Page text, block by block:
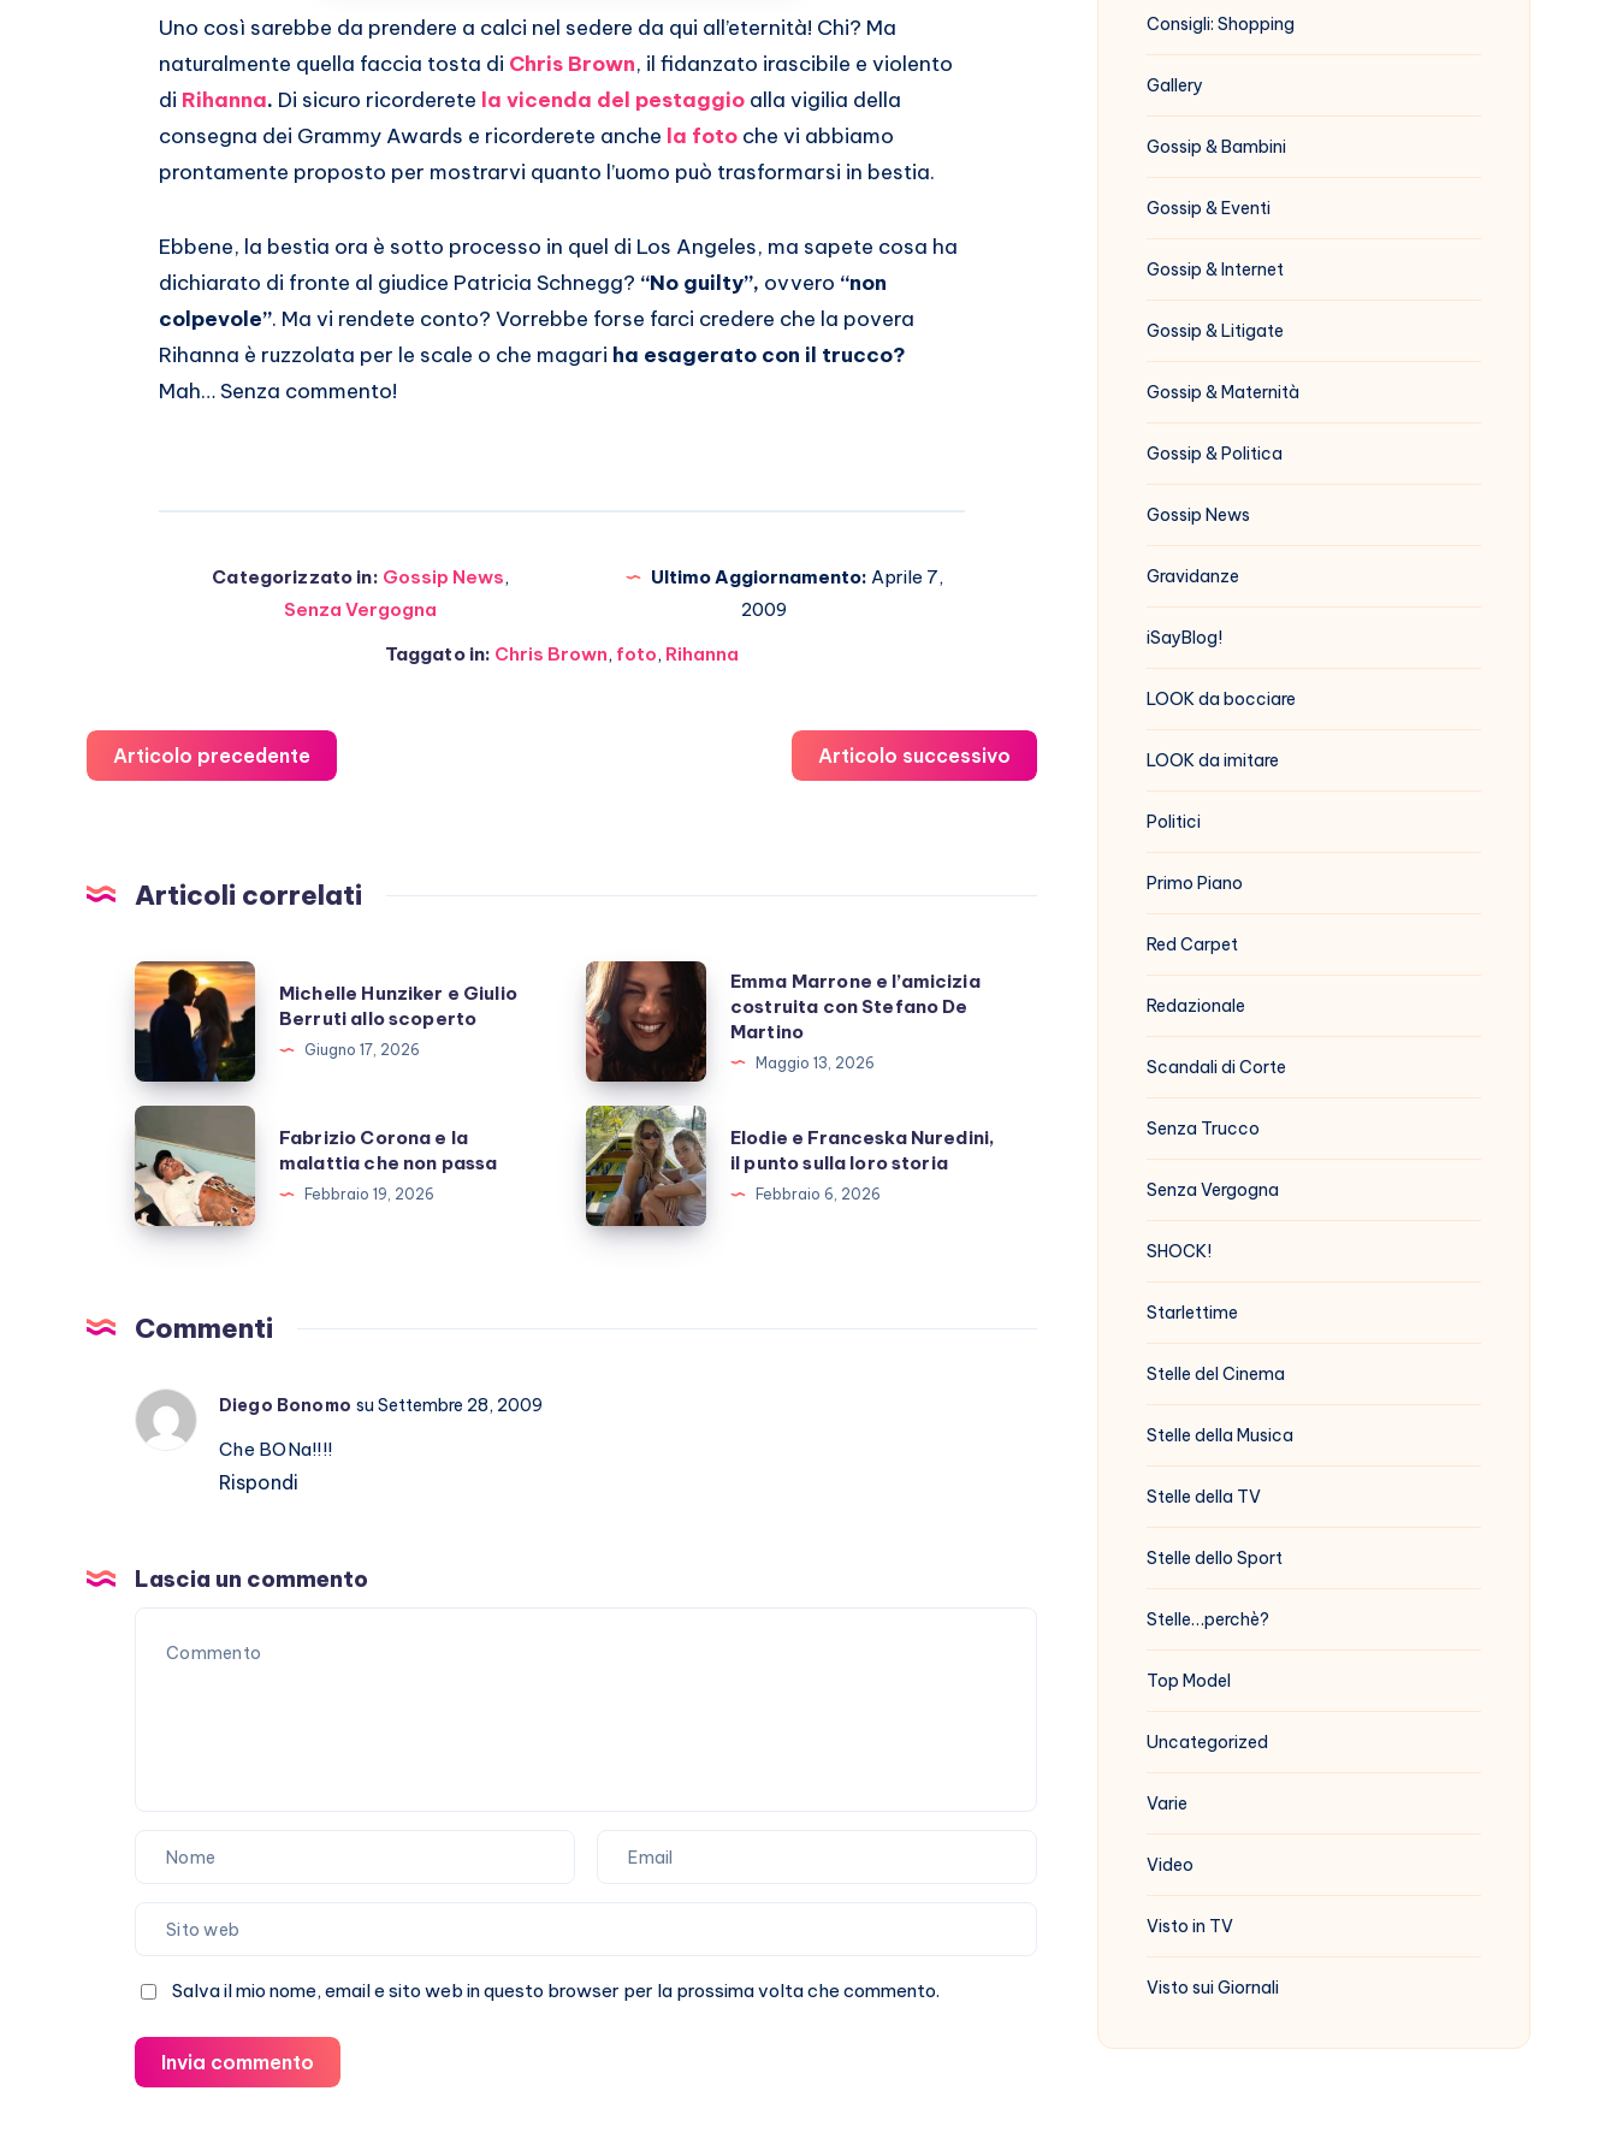
Uno così sarebbe da prendere a calci nel sedere da qui all’eternità! Chi? Ma
naturalmente quella faccia tosta di Chris Brown, il fidanzato irascibile e violento
di Rihanna. Di sicuro ricorderete la vicenda del pestaggio alla vigilia della
consegna dei Grammy Awards e ricorderete anche la foto che vi abbiamo
prontamente proposto per mostrarvi quanto l’uomo può trasformarsi in bestia.
Ebbene, la bestia ora è sotto processo in quel di Los Angeles, ma sapete cosa ha
dichiarato di fronte al giudice Patricia Schnegg? “No guilty”, ovvero “non
colpevole”. Ma vi rendete conto? Vorrebbe forse farci credere che la povera
Rihanna è ruzzolata per le scale o che magari ha esagerato con il trucco?
Mah… Senza commento!
Categorizzato in: Gossip News,
Senza Vergogna
Ultimo Aggiornamento: Aprile 7,
2009
Taggato in: Chris Brown, foto, Rihanna
Articolo precedente Articolo successivo
Articoli correlati
Michelle
Hunziker
Giulio
Berruti
allo
scoperto
Michelle Hunziker e Giulio
Berruti allo scoperto
Giugno 17, 2026
Emma
Marrone
e
l’amicizia
costruita
con
Stefano
De
Emma Marrone e l’amicizia
costruita con Stefano De
Martino
Maggio 13, 2026
Fabrizio
Corona
e
la
non
Fabrizio Corona e la
malattia che non passa
Febbraio 19, 2026
Elodie
e
Franceska
Nuredini,
sulla
Elodie e Franceska Nuredini,
il punto sulla loro storia
Febbraio 6, 2026
Commenti
Diego Bonomo su Settembre 28, 2009
Che BONa!!!!
Rispondi
Lascia un commento
Salva il mio nome, email e sito web in questo browser per la prossima volta che commento.
Invia commento
Consigli: Shopping
Gallery
Gossip & Bambini
Gossip & Eventi
Gossip & Internet
Gossip & Litigate
Gossip & Maternità
Gossip & Politica
Gossip News
Gravidanze
iSayBlog!
LOOK da bocciare
LOOK da imitare
Politici
Primo Piano
Red Carpet
Redazionale
Scandali di Corte
Senza Trucco
Senza Vergogna
SHOCK!
Starlettime
Stelle del Cinema
Stelle della Musica
Stelle della TV
Stelle dello Sport
Stelle…perchè?
Top Model
Uncategorized
Varie
Video
Visto in TV
Visto sui Giornali